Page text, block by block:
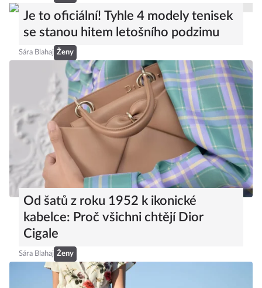
Je to oficiální! Tyhle 4 modely tenisek
se stanou hitem letošního podzimu
Sára Blahaj Ženy
Od šatů z roku 1952 k ikonické
kabelce: Proč všichni chtějí Dior
Cigale
Sára Blahaj Ženy